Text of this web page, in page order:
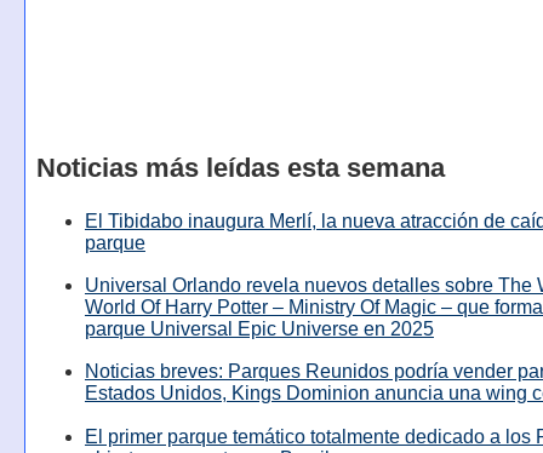
Noticias más leídas esta semana
El Tibidabo inaugura Merlí, la nueva atracción de
parque
Universal Orlando revela nuevos detalles sobre The
World Of Harry Potter – Ministry Of Magic – que
parque Universal Epic Universe en 2025
Noticias breves: Parques Reunidos podría vender
Estados Unidos, Kings Dominion anuncia una wing
El primer parque temático totalmente dedicado a los